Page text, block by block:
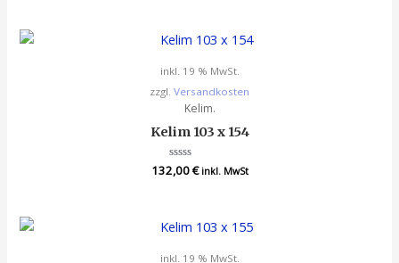
inkl. 19 % MwSt.
zzgl. Versandkosten
Kelim.
Kelim 103 x 154
Bewertet
mit
132,00€ inkl. MwSt
inkl. 19 % MwSt.